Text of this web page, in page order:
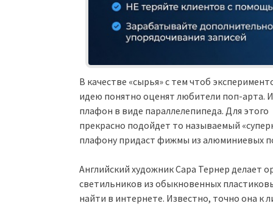
В качестве «сырья» с тем чтоб
идею понятно оценят любители поп-арта.
плафон в виде параллелепипеда. Для этого
прекрасно подойдет то называемый
плафону придаст фижмы из алюминиевых
Английский художник Сара Тернер делает
светильников из обыкновенных
найти в интернете. Известно, точно она к